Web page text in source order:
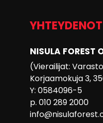
NISULA FOREST
(Vierailijat:
Korjaamokuja 3,
Y: 0584096-5
p. 010 289 2000